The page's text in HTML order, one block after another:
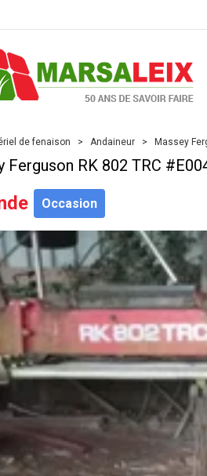
de fenaison Andaineur Massey
Ferguson RK 802 TRC
Occasion